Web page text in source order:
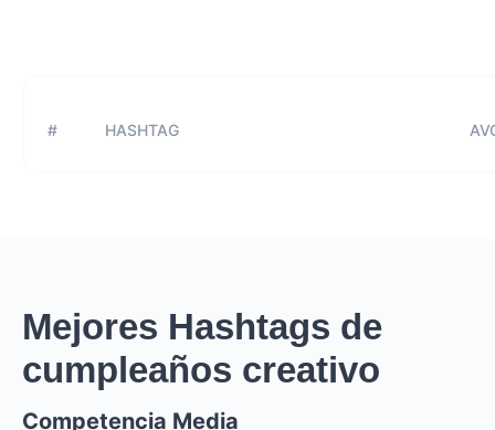
# HASHTAG
Mejores Hashtags de
cumpleaños creativo
Competencia Media